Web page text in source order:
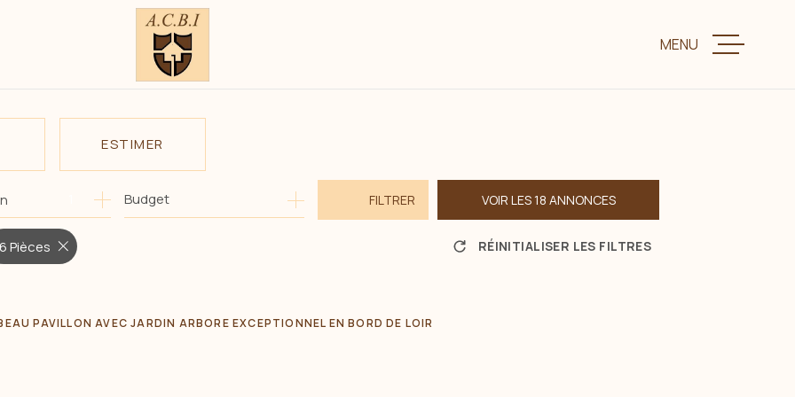
MENU
PRO
ESTIMER
Budget FILTRER VOIR LES18 ANNONCES
6 Pièces RÉINITIALISER LES FILTRES
PAVILLON AVEC JARDIN ARBORE EXCEPTIONNEL EN BORD DE LOIR